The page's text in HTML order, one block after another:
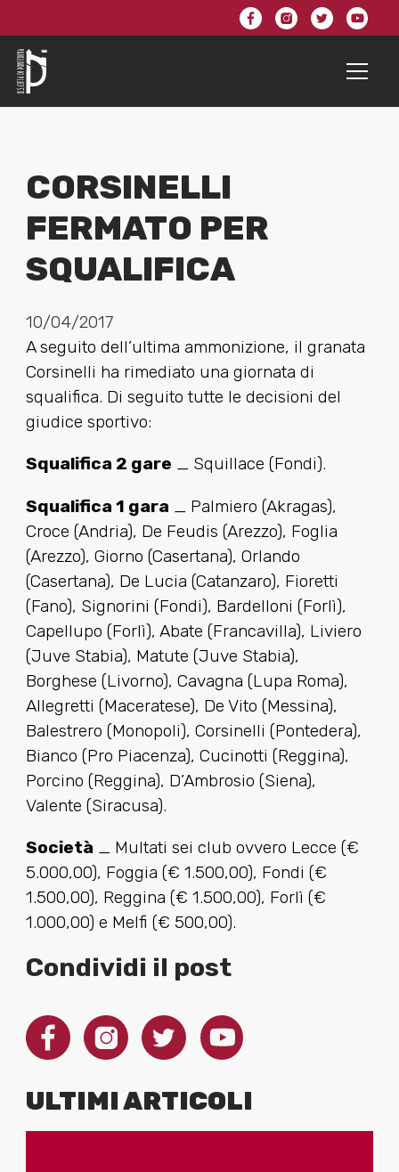
CORSINELLI
FERMATO PER
SQUALIFICA
10/04/2017
A seguito dell’ultima ammonizione, il granata
Corsinelli ha rimediato una giornata di
squalifica. Di seguito tutte le decisioni del
giudice sportivo:
Squalifica 2 gare _ Squillace (Fondi).
Squalifica 1 gara _ Palmiero (Akragas),
Croce (Andria), De Feudis (Arezzo), Foglia
(Arezzo), Giorno (Casertana), Orlando
(Casertana), De Lucia (Catanzaro), Fioretti
(Fano), Signorini (Fondi), Bardelloni (Forlì),
Capellupo (Forlì), Abate (Francavilla), Liviero
(Juve Stabia), Matute (Juve Stabia),
Borghese (Livorno), Cavagna (Lupa Roma),
Allegretti (Maceratese), De Vito (Messina),
Balestrero (Monopoli), Corsinelli (Pontedera),
Bianco (Pro Piacenza), Cucinotti (Reggina),
Porcino (Reggina), D’Ambrosio (Siena),
Valente (Siracusa).
Società _ Multati sei club ovvero Lecce (€
5.000,00), Foggia (€ 1.500,00), Fondi (€
1.500,00), Reggina (€ 1.500,00), Forlì (€
1.000,00) e Melfi (€ 500,00).
Condividi il post
ULTIMI ARTICOLI